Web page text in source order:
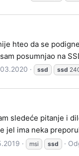
hteo da se
posumnjao na
ssd ssd
sledeće pitanje i
jel ima neka
msi ssd